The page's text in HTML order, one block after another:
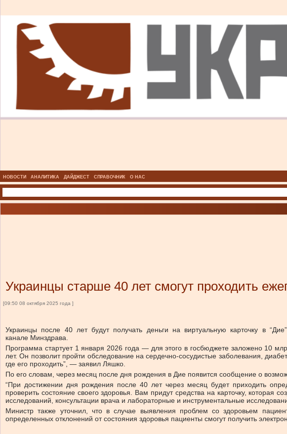
НОВОСТИ АНАЛИТИКА ДАЙДЖЕСТ СПРАВОЧНИК О НАС
Украинцы старше 40 лет смогут проходить
[09:50 08 октября 2025 года ]
Украинцы после 40 лет будут получать деньги на виртуальную карточку в
канале Минздрава.
Программа стартует 1 января 2026 года — для этого в госбюджете заложено 10
лет. Он позволит пройти обследование на сердечно-сосудистые заболевания,
где его проходить”, — заявил Ляшко.
По его словам, через месяц после дня рождения в Дие появится сообщение о
“При достижении дня рождения после 40 лет через месяц будет приходить
проверить состояние своего здоровья. Вам придут средства на карточку, которая
исследований, консультации врача и лабораторные и инструментальные
Министр также уточнил, что в случае выявления проблем со здоровьем
определенных отклонений от состояния здоровья пациенты смогут получить